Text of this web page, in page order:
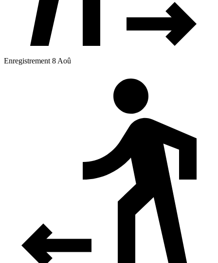
Enregistrement 8 Aoû